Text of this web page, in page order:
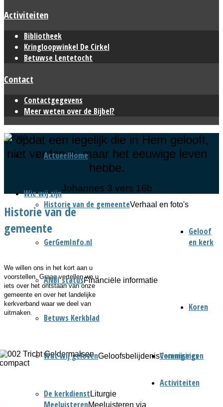
Activiteiten
Bibliotheek
Kringloopwinkel De Cirkel
Betuwse Lentetocht
Contact
Contactgegevens
Meer weten over de Bijbel?
Home
Actueel
Wie wij zijn
Historie van de gemeenteVerhaal en foto's
GerGemInfo.nl
ANBI statusFinanciële informatie
Betuws Kerkblad
Geloof
en kerk
Wat wij gelovenGeloofsbelijdenis
De kerkdienst Liturgie
MeeluisterenMeeluisteren via
Verenigingen
Koren
Commissies
Activiteiten
.. opdat een iegelijk die in Hem gelooft,
niet verderve, maar het eeuwige leven
hebbe.
Johannes 3 vers 16b
Historie van de
gemeente
We willen ons in het kort aan u
voorstellen. Graag vertellen we u
iets over het ontstaan van onze
gemeente en over het landelijke
kerkverband waar we deel van
uitmaken.